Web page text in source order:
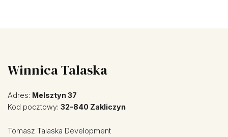
Winnica Talaska
Adres: Melsztyn 37
Kod pocztowy: 32-840 Zakliczyn
Tomasz Talaska Development